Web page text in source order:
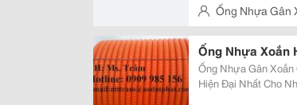
Khả Năng Chịu Lực
Ống Nhựa Gân
Thọ, Q.thủ Đức
Ống Nhựa Xoắn
Ống Nhựa Gân
Hiện Đại Nhất Cho Những Sản